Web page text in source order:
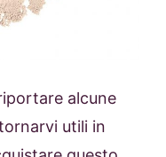
alcune
utili in